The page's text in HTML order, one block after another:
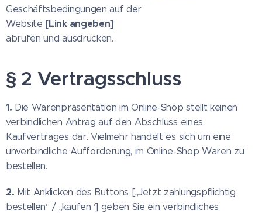
Geschäftsbedingungen auf der
Website [Link angeben]
abrufen und ausdrucken.
§ 2 Vertragsschluss
1. Die Warenpräsentation im Online-Shop stellt keinen
verbindlichen Antrag auf den Abschluss eines
Kaufvertrages dar. Vielmehr handelt es sich um eine
unverbindliche Aufforderung, im Online-Shop Waren zu
bestellen.
2. Mit Anklicken des Buttons [„Jetzt zahlungspflichtig
bestellen“ / „kaufen“] geben Sie ein verbindliches